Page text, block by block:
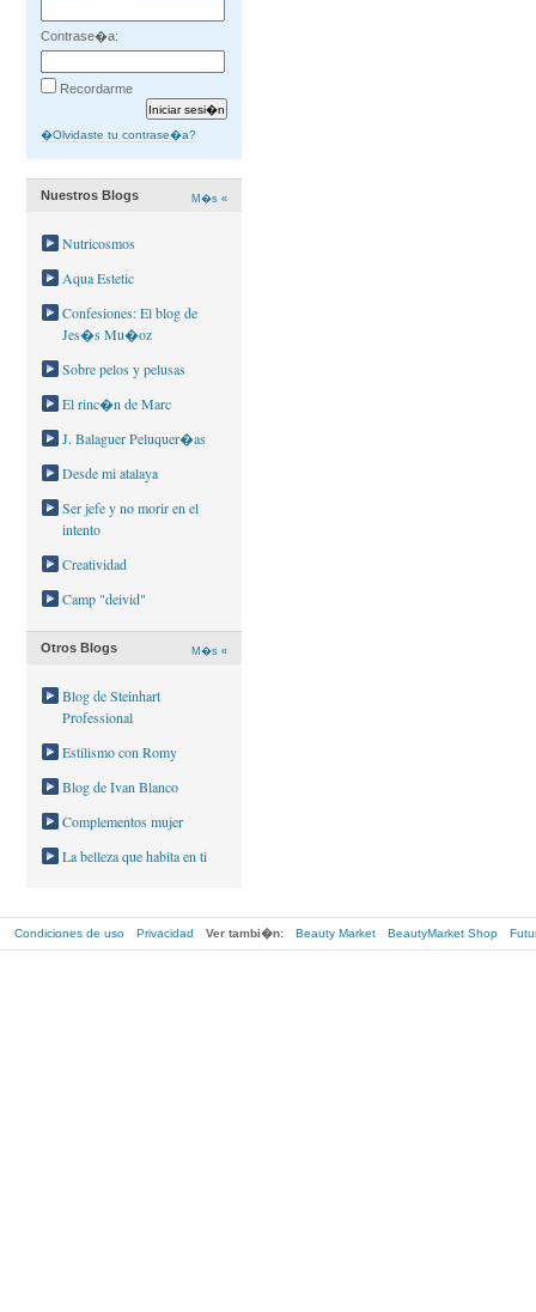
Contrase�a:
Recordarme
�Olvidaste tu contrase�a?
Nuestros Blogs M�s «
Nutricosmos
Aqua Estetic
Confesiones: El blog de
Jes�s Mu�oz
Sobre pelos y pelusas
El rinc�n de Marc
J. Balaguer Peluquer�as
Desde mi atalaya
Ser jefe y no morir en el
intento
Creatividad
Camp "deivid"
Otros Blogs M�s «
Blog de Steinhart
Professional
Estilismo con Romy
Blog de Ivan Blanco
Complementos mujer
La belleza que habita en ti
Condiciones de uso Privacidad Ver tambi�n: Beauty Market BeautyMarket Shop